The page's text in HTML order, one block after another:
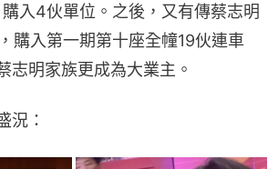
入4伙單位。之後，又有傳蔡志明
購入第一期第十座全幢19伙連車
志明家族更成為大業主。
況：